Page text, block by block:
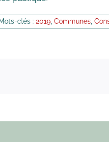
Mots-clés : 2019 Communes